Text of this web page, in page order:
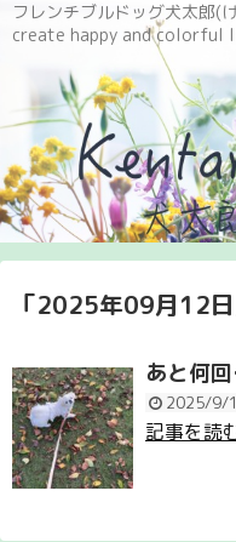
フレンチブルドッグ犬太郎(
create happy and colorful
「2025年09月12日
あと何回
2025/9/
記事を読